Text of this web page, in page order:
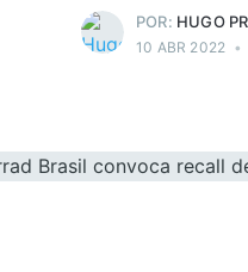
POR: HUGO
10 ABR 2022 •